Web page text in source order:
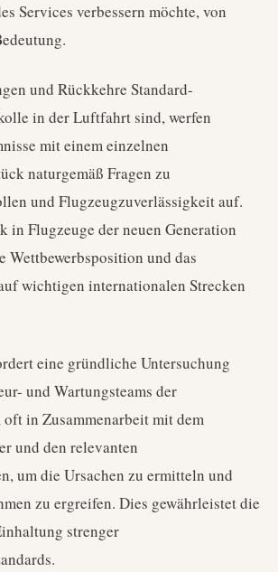
Services verbessern möchte, von
und Rückkehre Standard-
in der Luftfahrt sind, werfen
mit einem einzelnen
naturgemäß Fragen zu
und Flugzeugzuverlässigkeit auf.
in Flugzeuge der neuen Generation
Wettbewerbsposition und das
wichtigen internationalen Strecken
eine gründliche Untersuchung
und Wartungsteams der
in Zusammenarbeit mit dem
und den relevanten
um die Ursachen zu ermitteln und
zu ergreifen. Dies gewährleistet die
strenger